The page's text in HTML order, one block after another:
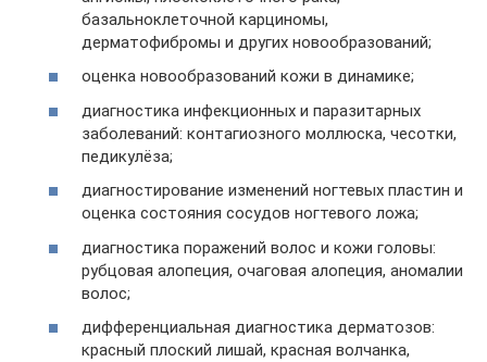
базальноклеточной карциномы,
дерматофибромы и других новообразований;
оценка новообразований кожи в динамике;
диагностика инфекционных и паразитарных
заболеваний: контагиозного моллюска, чесотки,
педикулёза;
диагностирование изменений ногтевых пластин и
оценка состояния сосудов ногтевого ложа;
диагностика поражений волос и кожи головы:
рубцовая алопеция, очаговая алопеция, аномалии
волос;
дифференциальная диагностика дерматозов:
красный плоский лишай, красная волчанка,